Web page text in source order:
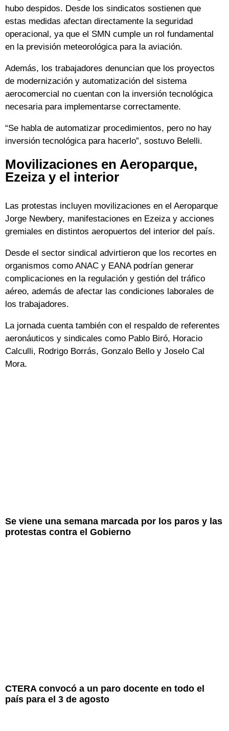
hubo despidos. Desde los sindicatos sostienen que
estas medidas afectan directamente la seguridad
operacional, ya que el SMN cumple un rol fundamental
en la previsión meteorológica para la aviación.
Además, los trabajadores denuncian que los proyectos
de modernización y automatización del sistema
aerocomercial no cuentan con la inversión tecnológica
necesaria para implementarse correctamente.
“Se habla de automatizar procedimientos, pero no hay
inversión tecnológica para hacerlo”, sostuvo Belelli.
Movilizaciones en Aeroparque,
Ezeiza y el interior
Las protestas incluyen movilizaciones en el Aeroparque
Jorge Newbery, manifestaciones en Ezeiza y acciones
gremiales en distintos aeropuertos del interior del país.
Desde el sector sindical advirtieron que los recortes en
organismos como ANAC y EANA podrían generar
complicaciones en la regulación y gestión del tráfico
aéreo, además de afectar las condiciones laborales de
los trabajadores.
La jornada cuenta también con el respaldo de referentes
aeronáuticos y sindicales como Pablo Biró, Horacio
Calculli, Rodrigo Borrás, Gonzalo Bello y Joselo Cal
Mora.
Se viene una semana marcada por los paros y las
protestas contra el Gobierno
CTERA convocó a un paro docente en todo el
país para el 3 de agosto